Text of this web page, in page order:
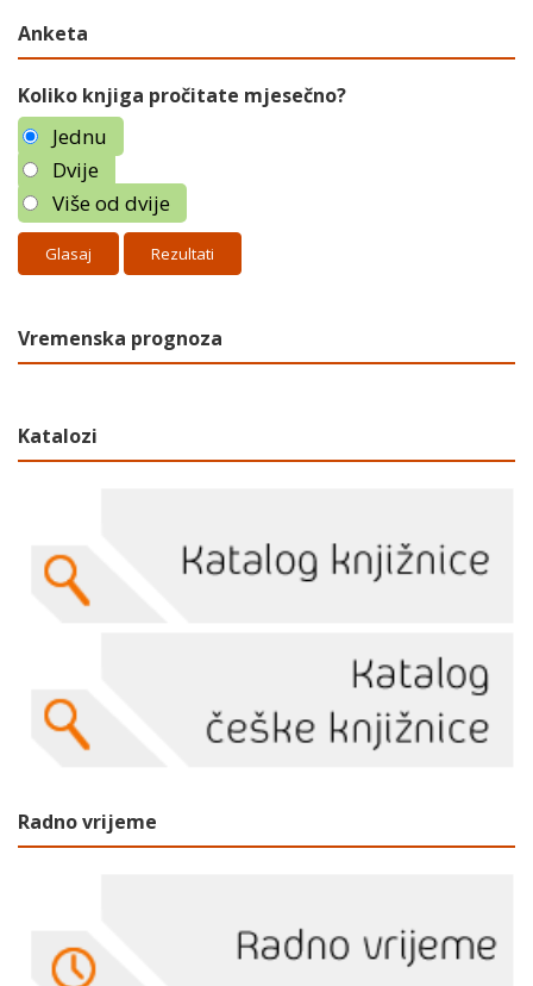
Anketa
Koliko knjiga pročitate mjesečno?
Jednu
Dvije
Više od dvije
Rezultati
Vremenska prognoza
Katalozi
Radno vrijeme